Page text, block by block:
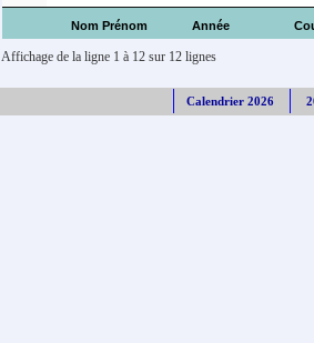
Nom Prénom Année
Affichage de la ligne 1 à 12 sur 12 lignes
Calendrier 2026